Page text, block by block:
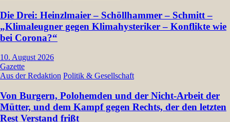
Die Drei: Heinzlmaier – Schöllhammer – Schmitt –
„Klimaleugner gegen Klimahysteriker – Konflikte wie
bei Corona?“
10. August 2026
Gazette
Aus der Redaktion Politik & Gesellschaft
Von Burgern, Polohemden und der Nicht-Arbeit der
Mütter, und dem Kampf gegen Rechts, der den letzten
Rest Verstand frißt